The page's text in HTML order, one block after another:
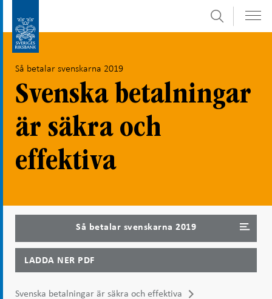
direkt
innehåll
undersidor
Sök
Så betalar svenskarna 2019
Svenska betalningar
är säkra och
effektiva
Så betalar svenskarna 2019
LADDA NER PDF
Svenska betalningar är säkra och effektiva